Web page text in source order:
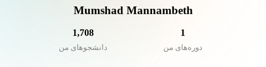
Mumshad Mannambeth
1
دوره‌های من
1,708
دانشجو‌های من